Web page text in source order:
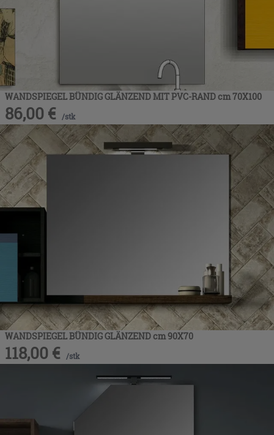
WANDSPIEGEL BÜNDIG GLÄNZEND MIT PVC-RAND cm 70X100
86,00 € /stk
WANDSPIEGEL BÜNDIG GLÄNZEND cm 90X70
118,00 € /stk